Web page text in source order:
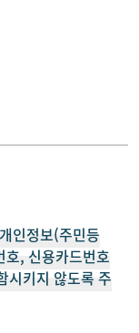
판
개인정보(주민등
, 신용카드번호
시키지 않도록 주